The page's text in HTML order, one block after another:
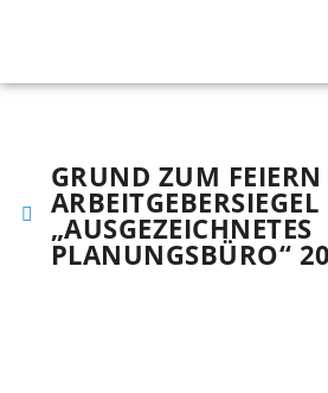
GRUND ZUM FEIERN
ARBEITGEBERSIEGEL
„AUSGEZEICHNETES
PLANUNGSBÜRO“